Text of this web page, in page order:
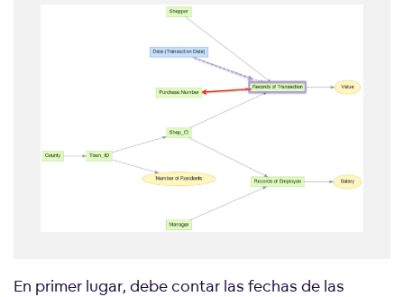
En primer lugar, debe contar las fechas de las